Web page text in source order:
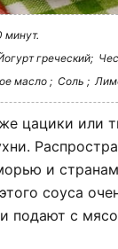
минут.
греческий;
масло ; Соль ;
цацики или
и
соуса
подают с